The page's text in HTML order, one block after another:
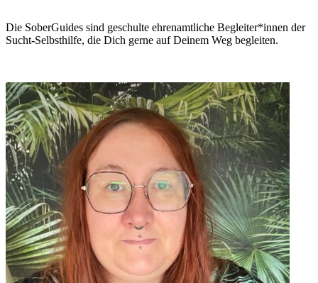
Die SoberGuides sind geschulte ehrenamtliche Begleiter*innen der
Sucht-Selbsthilfe, die Dich gerne auf Deinem Weg begleiten.